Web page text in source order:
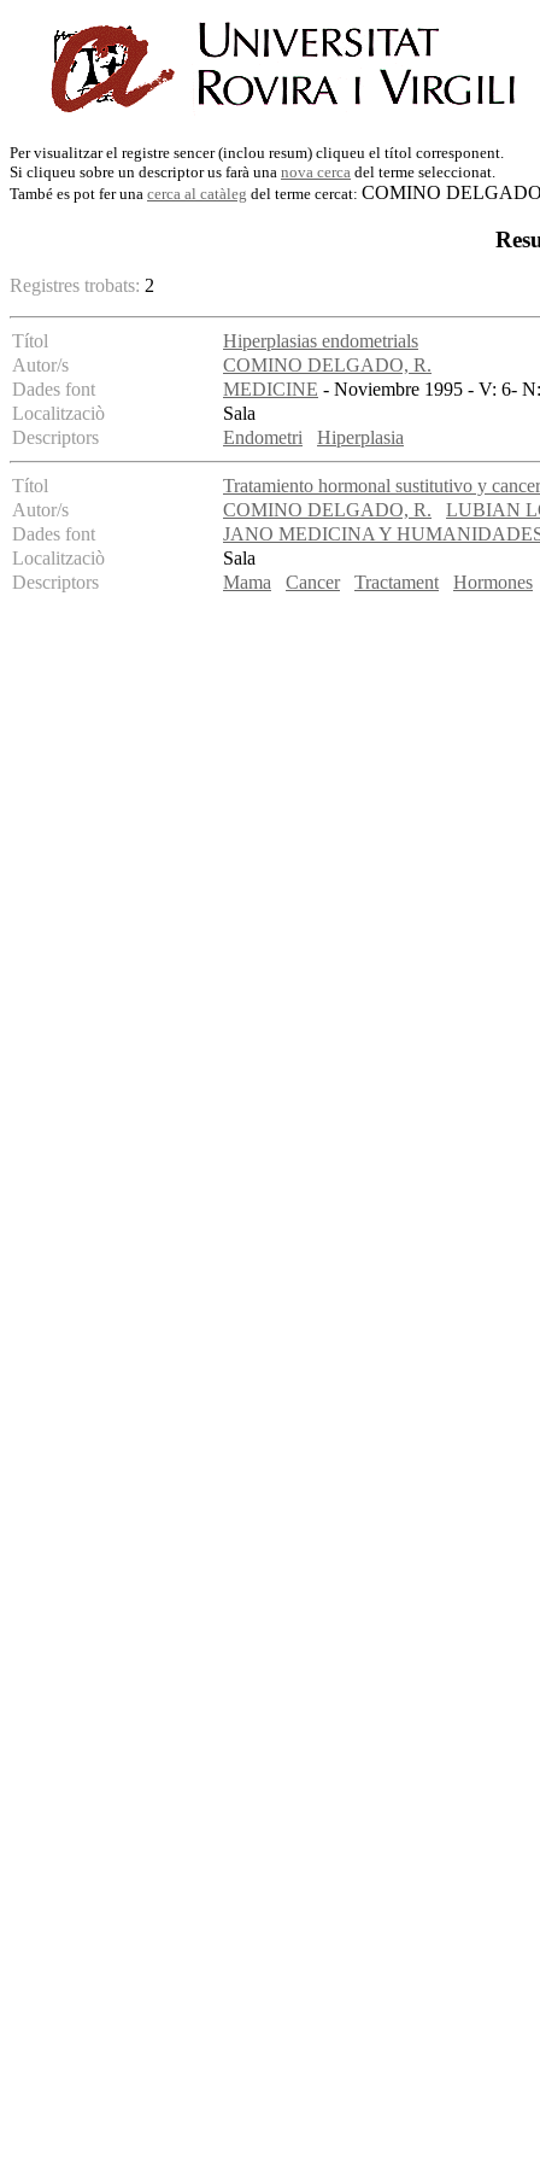
Per visualitzar el registre sencer (inclou resum) cliqueu el títol corresponent.
Si cliqueu sobre un descriptor us farà una nova cerca del terme seleccionat.
També es pot fer una cerca al catàleg del terme cercat: COMINO
Registres trobats: 2
Títol
Hiperplasias endometrials
Autor/s
COMINO DELGADO, R.
Dades font
MEDICINE - Noviembre 1995 - V: 6-
Localitzaciò
Sala
Descriptors
Endometri Hiperplasia
Títol
Tratamiento hormonal sustitutivo y cancer
Autor/s
COMINO DELGADO, R.
LUBIAN
Dades font
JANO MEDICINA Y
Localitzaciò
Sala
Descriptors
Mama Cancer Tractament Hormones